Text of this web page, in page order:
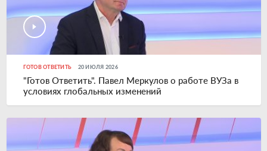
ГОТОВ ОТВЕТИТЬ 20 ИЮЛЯ 2026
"Готов Ответить". Павел Меркулов о работе ВУЗа в
условиях глобальных изменений